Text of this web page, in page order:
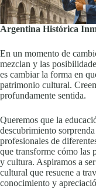
Argentina Histórica
En un momento de
mezclan y las
es cambiar la forma en
patrimonio cultural.
profundamente sentida.
Queremos que la
descubrimiento
profesionales de
que transforme cómo las
y cultura. Aspiramos a
cultural que resuene a
conocimiento y